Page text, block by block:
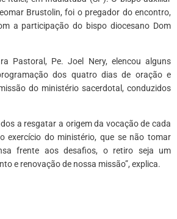
Brustolin, foi o pregador do encontro,
a participação do bispo diocesano Dom
Pastoral, Pe. Joel Nery, elencou alguns
dos quatro dias de oração e
do ministério sacerdotal, conduzidos
a resgatar a origem da vocação de cada
exercício do ministério, que se não tomar
frente aos desafios, o retiro seja um
e renovação de nossa missão”, explica.